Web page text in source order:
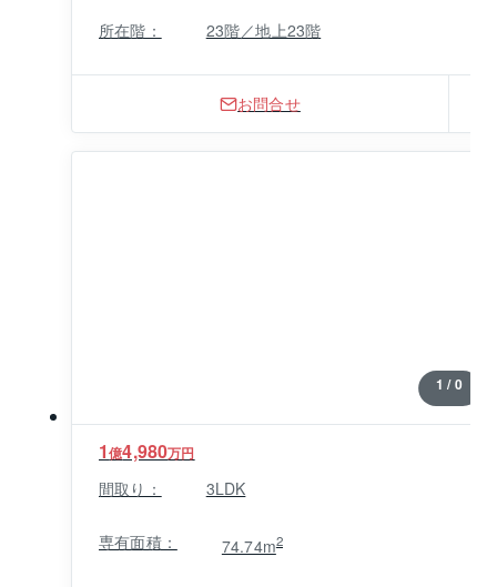
所在階： 23階／地上23階
お問合せ
1 / 0
1億4,980万円
間取り： 3LDK
専有面積： 74.74m2